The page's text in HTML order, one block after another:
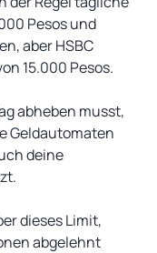
Pesos und
aber HSBC
15.000 Pesos.
abheben musst,
Geldautomaten
deine
dieses Limit,
abgelehnt